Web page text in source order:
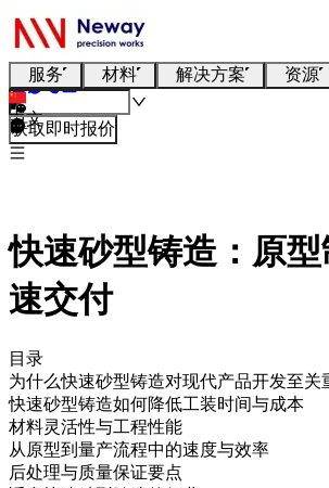
服务 材料 解决方案 资源
中文
获取即时报价
快速砂型铸造：原
速交付
目录
为什么快速砂型铸造对现代产品开发至关
快速砂型铸造如何降低工装时间与成本
材料灵活性与工程性能
从原型到量产流程中的速度与效率
后处理与质量保证要点